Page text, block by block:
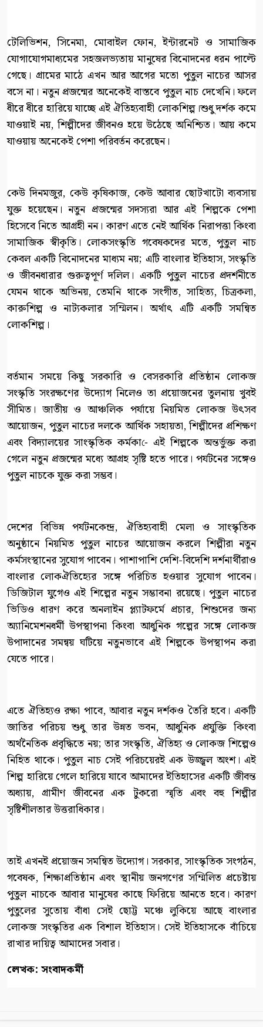
টেলিভিশন, সিনেমা, মোবাইল ফোন, ইন্টারনেট ও সামাজিক
যোগাযোগমাধ্যমের সহজলভ্যতায় মানুষের বিনোদনের ধরন পাল্টে
গেছে। গ্রামের মাঠে এখন আর আগের মতো পুতুল নাচের আসর
বসে না। নতুন প্রজন্মের অনেকেই বাস্তবে পুতুল নাচ দেখেনি। ফলে
ধীরে ধীরে হারিয়ে যাচ্ছে এই ঐতিহ্যবাহী লোকশিল্প।শুধু দর্শক কমে
যাওয়াই নয়, শিল্পীদের জীবনও হয়ে উঠেছে অনিশ্চিত। আয় কমে
যাওয়ায় অনেকেই পেশা পরিবর্তন করেছেন।
কেউ দিনমজুর, কেউ কৃষিকাজ, কেউ আবার ছোটখাটো ব্যবসায়
যুক্ত হয়েছেন। নতুন প্রজন্মের সদস্যরা আর এই শিল্পকে পেশা
হিসেবে নিতে আগ্রহী নন। কারণ এতে নেই আর্থিক নিরাপত্তা কিংবা
সামাজিক স্বীকৃতি। লোকসংস্কৃতি গবেষকদের মতে, পুতুল নাচ
কেবল একটি বিনোদনের মাধ্যম নয়; এটি বাংলার ইতিহাস, সংস্কৃতি
ও জীবনধারার গুরুত্বপূর্ণ দলিল। একটি পুতুল নাচের প্রদর্শনীতে
যেমন থাকে অভিনয়, তেমনি থাকে সংগীত, সাহিত্য, চিত্রকলা,
কারুশিল্প ও নাট্যকলার সম্মিলন। অর্থাৎ এটি একটি সমন্বিত
লোকশিল্প।
বর্তমান সময়ে কিছু সরকারি ও বেসরকারি প্রতিষ্ঠান লোকজ
সংস্কৃতি সংরক্ষণের উদ্যোগ নিলেও তা প্রয়োজনের তুলনায় খুবই
সীমিত। জাতীয় ও আঞ্চলিক পর্যায়ে নিয়মিত লোকজ উৎসব
আয়োজন, পুতুল নাচের দলকে আর্থিক সহায়তা, শিল্পীদের প্রশিক্ষণ
এবং বিদ্যালয়ের সাংস্কৃতিক কর্মকা-ে এই শিল্পকে অন্তর্ভুক্ত করা
গেলে নতুন প্রজন্মের মধ্যে আগ্রহ সৃষ্টি হতে পারে। পর্যটনের সঙ্গেও
পুতুল নাচকে যুক্ত করা সম্ভব।
দেশের বিভিন্ন পর্যটনকেন্দ্র, ঐতিহ্যবাহী মেলা ও সাংস্কৃতিক
অনুষ্ঠানে নিয়মিত পুতুল নাচের আয়োজন করলে শিল্পীরা নতুন
কর্মসংস্থানের সুযোগ পাবেন। পাশাপাশি দেশি-বিদেশি দর্শনার্থীরাও
বাংলার লোকঐতিহ্যের সঙ্গে পরিচিত হওয়ার সুযোগ পাবেন।
ডিজিটাল যুগেও এই শিল্পের নতুন সম্ভাবনা রয়েছে। পুতুল নাচের
ভিডিও ধারণ করে অনলাইন প্ল্যাটফর্মে প্রচার, শিশুদের জন্য
অ্যানিমেশনধর্মী উপস্থাপনা কিংবা আধুনিক গল্পের সঙ্গে লোকজ
উপাদানের সমন্বয় ঘটিয়ে নতুনভাবে এই শিল্পকে উপস্থাপন করা
যেতে পারে।
এতে ঐতিহ্যও রক্ষা পাবে, আবার নতুন দর্শকও তৈরি হবে। একটি
জাতির পরিচয় শুধু তার উন্নত ভবন, আধুনিক প্রযুক্তি কিংবা
অর্থনৈতিক প্রবৃদ্ধিতে নয়; তার সংস্কৃতি, ঐতিহ্য ও লোকজ শিল্পেও
নিহিত থাকে। পুতুল নাচ সেই পরিচয়েরই এক উজ্জ্বল অংশ। এই
শিল্প হারিয়ে গেলে হারিয়ে যাবে আমাদের ইতিহাসের একটি জীবন্ত
অধ্যায়, গ্রামীণ জীবনের এক টুকরো স্মৃতি এবং বহু শিল্পীর
সৃষ্টিশীলতার উত্তরাধিকার।
তাই এখনই প্রয়োজন সমন্বিত উদ্যোগ। সরকার, সাংস্কৃতিক সংগঠন,
গবেষক, শিক্ষাপ্রতিষ্ঠান এবং স্থানীয় জনগণের সম্মিলিত প্রচেষ্টায়
পুতুল নাচকে আবার মানুষের কাছে ফিরিয়ে আনতে হবে। কারণ
পুতুলের সুতোয় বাঁধা সেই ছোট্ট মঞ্চে লুকিয়ে আছে বাংলার
লোকজ সংস্কৃতির এক বিশাল ইতিহাস। সেই ইতিহাসকে বাঁচিয়ে
রাখার দায়িত্ব আমাদের সবার।
লেখক: সংবাদকর্মী